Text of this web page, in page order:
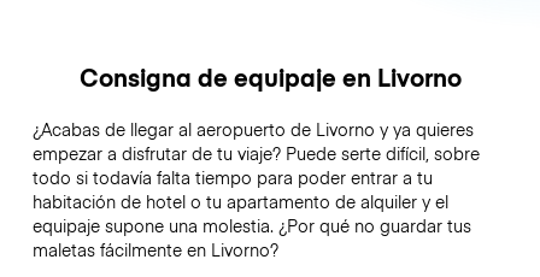
Consigna de equipaje en Livorno
¿Acabas de llegar al aeropuerto de Livorno y ya quieres
empezar a disfrutar de tu viaje? Puede serte difícil, sobre
todo si todavía falta tiempo para poder entrar a tu
habitación de hotel o tu apartamento de alquiler y el
equipaje supone una molestia. ¿Por qué no guardar tus
maletas fácilmente en Livorno?